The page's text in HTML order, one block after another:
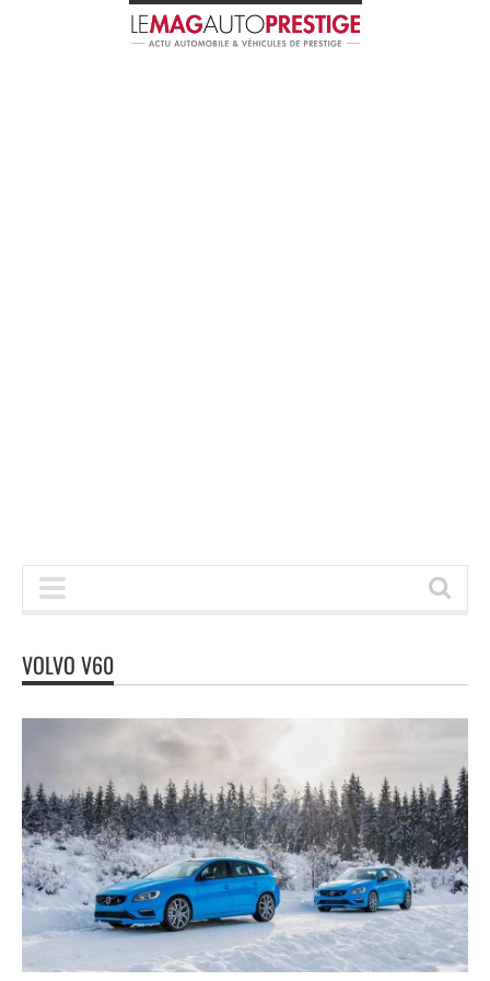
VOLVO V60